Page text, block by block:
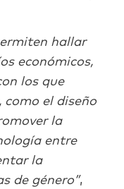
hallar
económicos,
los que
el diseño
la
entre
la
de género”,